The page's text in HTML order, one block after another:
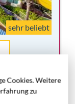
sehr beliebt
Cookies. Weitere
zu